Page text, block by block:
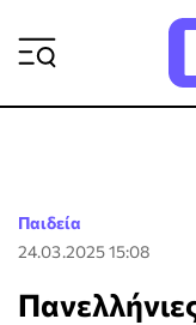
Παιδεία
24.03.2025 15:08